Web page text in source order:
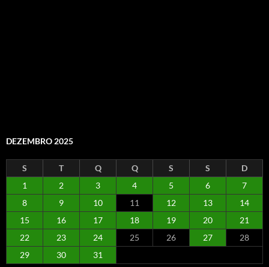
DEZEMBRO 2025
S T Q Q S S
D
1
2 3 4 5 6
7
8
9 10 11 12 13
14
15
16 17 18 19 20
21
22
23 24 25 26 27
28
29
30
31